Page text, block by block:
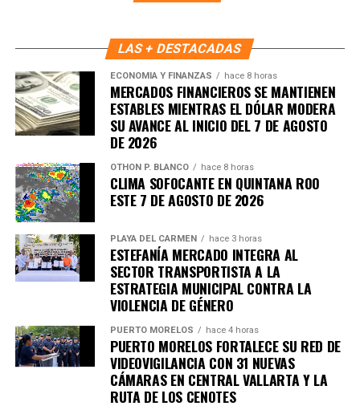
Fuente: 5to Poder Agencia de Noticias
LAS + DESTACADAS
ECONOMÍA Y FINANZAS hace 8 horas
MERCADOS FINANCIEROS SE MANTIENEN
ESTABLES MIENTRAS EL DÓLAR MODERA
SU AVANCE AL INICIO DEL 7 DE AGOSTO
DE 2026
OTHON P. BLANCO hace 8 horas
CLIMA SOFOCANTE EN QUINTANA ROO
ESTE 7 DE AGOSTO DE 2026
PLAYA DEL CARMEN hace 3 horas
ESTEFANÍA MERCADO INTEGRA AL
SECTOR TRANSPORTISTA A LA
ESTRATEGIA MUNICIPAL CONTRA LA
VIOLENCIA DE GÉNERO
PUERTO MORELOS hace 4 horas
PUERTO MORELOS FORTALECE SU RED DE
VIDEOVIGILANCIA CON 31 NUEVAS
CÁMARAS EN CENTRAL VALLARTA Y LA
RUTA DE LOS CENOTES